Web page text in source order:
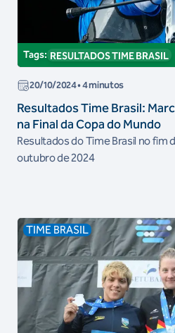
Tags: RESULTADOS TIME BRASIL
20/10/2024• 4 minutos
Resultados Time Brasil:
na Final da Copa do Mundo
Resultados do Time Brasil no fim
outubro de 2024
TIME BRASIL